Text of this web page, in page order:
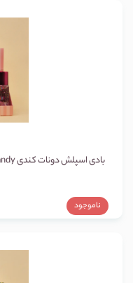
بادی اسپلش دونات کندی Candy
ناموجود